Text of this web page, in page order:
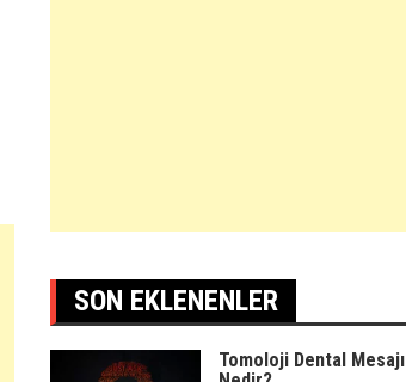
SON EKLENENLER
Tomoloji Dental Mesajı